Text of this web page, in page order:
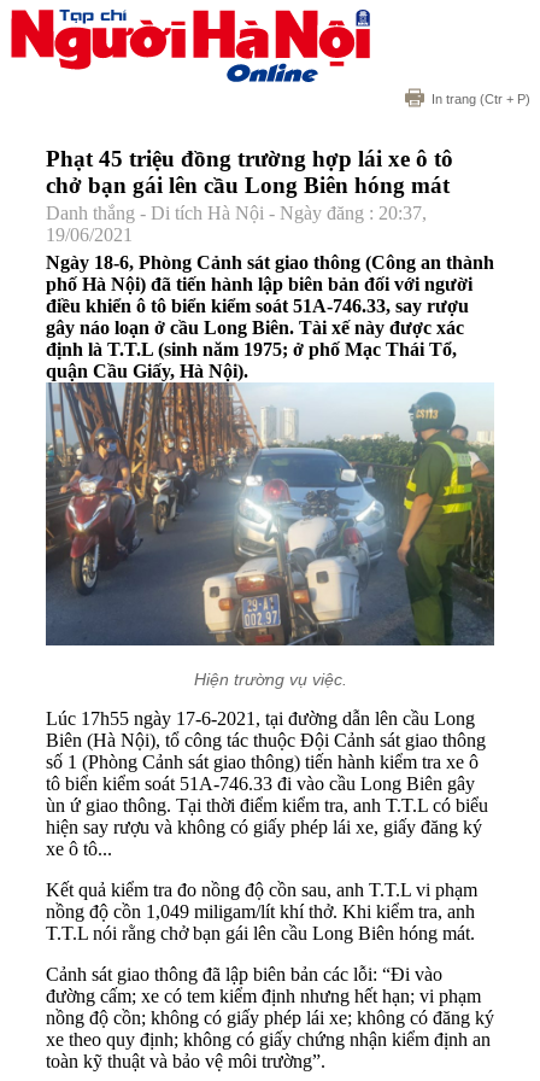
In trang (Ctr + P)
Phạt 45 triệu đồng trường hợp lái xe ô tô
chở bạn gái lên cầu Long Biên hóng mát
Danh thắng - Di tích Hà Nội - Ngày đăng : 20:37,
19/06/2021
Ngày 18-6, Phòng Cảnh sát giao thông (Công an thành
phố Hà Nội) đã tiến hành lập biên bản đối với người
điều khiển ô tô biển kiểm soát 51A-746.33, say rượu
gây náo loạn ở cầu Long Biên. Tài xế này được xác
định là T.T.L (sinh năm 1975; ở phố Mạc Thái Tổ,
quận Cầu Giấy, Hà Nội).
Hiện trường vụ việc.
Lúc 17h55 ngày 17-6-2021, tại đường dẫn lên cầu Long
Biên (Hà Nội), tổ công tác thuộc Đội Cảnh sát giao thông
số 1 (Phòng Cảnh sát giao thông) tiến hành kiểm tra xe ô
tô biển kiểm soát 51A-746.33 đi vào cầu Long Biên gây
ùn ứ giao thông. Tại thời điểm kiểm tra, anh T.T.L có biểu
hiện say rượu và không có giấy phép lái xe, giấy đăng ký
xe ô tô...
Kết quả kiểm tra đo nồng độ cồn sau, anh T.T.L vi phạm
nồng độ cồn 1,049 miligam/lít khí thở. Khi kiểm tra, anh
T.T.L nói rằng chở bạn gái lên cầu Long Biên hóng mát.
Cảnh sát giao thông đã lập biên bản các lỗi: “Đi vào
đường cấm; xe có tem kiểm định nhưng hết hạn; vi phạm
nồng độ cồn; không có giấy phép lái xe; không có đăng ký
xe theo quy định; không có giấy chứng nhận kiểm định an
toàn kỹ thuật và bảo vệ môi trường”.